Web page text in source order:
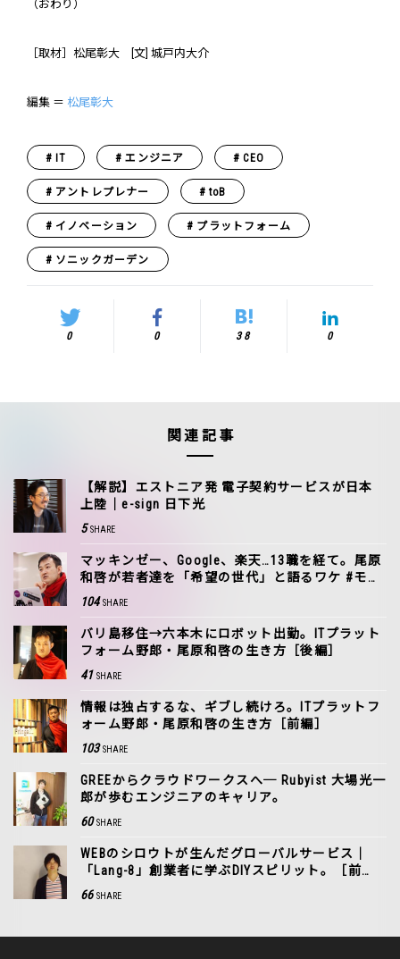
（おわり）
［取材］松尾彰大 [文] 城戸内大介
編集 ＝ 松尾彰大
IT エンジニア CEO
アントレプレナー toB
イノベーション プラットフォーム
ソニックガーデン
0 0 38 0
関連記事
【解説】エストニア発 電子契約サービスが日本
上陸｜e-sign 日下光
5 SHARE
マッキンゼー、Google、楽天…13職を経て。尾原
和啓が若者達を「希望の世代」と語るワケ #モチ
革
104 SHARE
バリ島移住→六本木にロボット出勤。ITプラット
フォーム野郎・尾原和啓の生き方［後編］
41 SHARE
情報は独占するな、ギブし続けろ。ITプラットフ
ォーム野郎・尾原和啓の生き方［前編］
103 SHARE
GREEからクラウドワークスへ─ Rubyist 大場光一
郎が歩むエンジニアのキャリア。
60 SHARE
WEBのシロウトが生んだグローバルサービス｜
「Lang-8」創業者に学ぶDIYスピリット。［前
編］
66 SHARE